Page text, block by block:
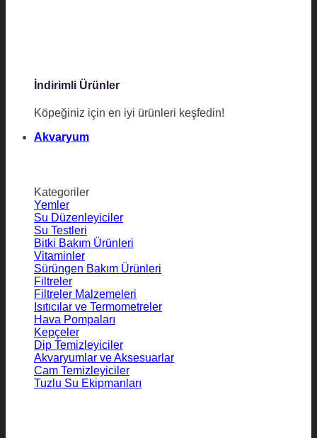
İndirimli Ürünler
Köpeğiniz için en iyi ürünleri keşfedin!
Akvaryum
Kategoriler
Yemler
Su Düzenleyiciler
Su Testleri
Bitki Bakım Ürünleri
Vitaminler
Sürüngen Bakım Ürünleri
Filtreler
Filtreler Malzemeleri
Isıtıcılar ve Termometreler
Hava Pompaları
Kepçeler
Dip Temizleyiciler
Akvaryumlar ve Aksesuarlar
Cam Temizleyiciler
Tuzlu Su Ekipmanları